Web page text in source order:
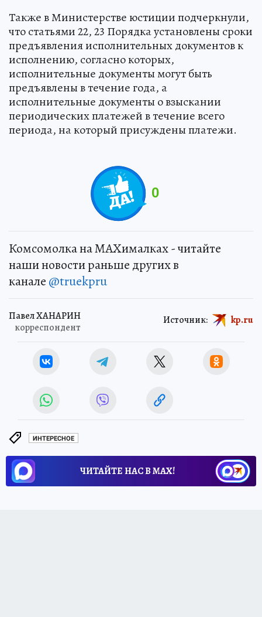
Также в Министерстве юстиции подчеркнули,
что статьями 22, 23 Порядка установлены сроки
предъявления исполнительных документов к
исполнению, согласно которых,
исполнительные документы могут быть
предъявлены в течение года, а
исполнительные документы о взыскании
периодических платежей в течение всего
периода, на который присуждены платежи.
0
Комсомолка на MAXималках - читайте
наши новости раньше других в
канале @truekpru
Павел ХАНАРИН
корреспондент
Источник: kp.ru
ИНТЕРЕСНОЕ
ЧИТАЙТЕ НАС В МАХ!